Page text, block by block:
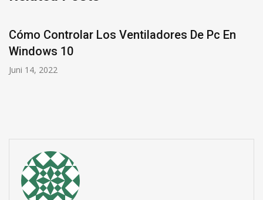
De Pc En
Wie Kann Man